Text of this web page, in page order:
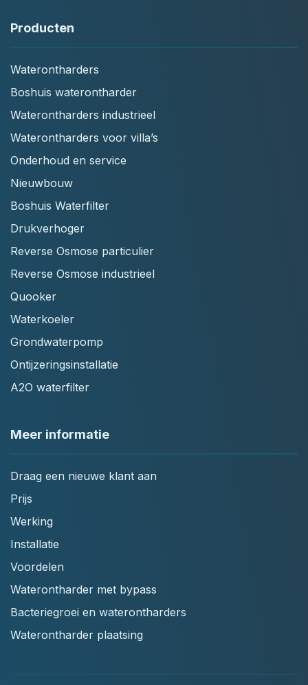
Producten
Waterontharders
Boshuis waterontharder
Waterontharders industrieel
Waterontharders voor villa’s
Onderhoud en service
Nieuwbouw
Boshuis Waterfilter
Drukverhoger
Reverse Osmose particulier
Reverse Osmose industrieel
Quooker
Waterkoeler
Grondwaterpomp
Ontijzeringsinstallatie
A2O waterfilter
Meer informatie
Draag een nieuwe klant aan
Prijs
Werking
Installatie
Voordelen
Waterontharder met bypass
Bacteriegroei en waterontharders
Waterontharder plaatsing